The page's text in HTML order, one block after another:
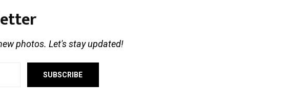
photos. Let's stay updated!